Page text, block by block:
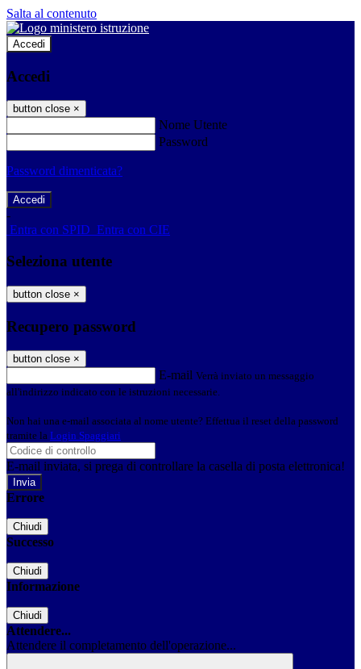
Salta al contenuto
Accedi
Accedi
button close ×
Nome Utente
Password
Password dimenticata?
-
Entra con SPID Entra con CIE
Seleziona utente
button close ×
Recupero password
button close ×
E-mail Verrà inviato un messaggio
all'indirizzo indicato con le istruzioni necessarie.
Non hai una e-mail associata al nome utente? Effettua il reset della password
tramite la Login Spaggiari
E-mail inviata, si prega di controllare la casella di posta elettronica!
Errore
Chiudi
Successo
Chiudi
Informazione
Chiudi
Attendere...
Attendere il completamento dell'operazione...